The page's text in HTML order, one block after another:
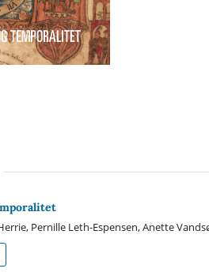
Pernille Leth-Espensen, Anette